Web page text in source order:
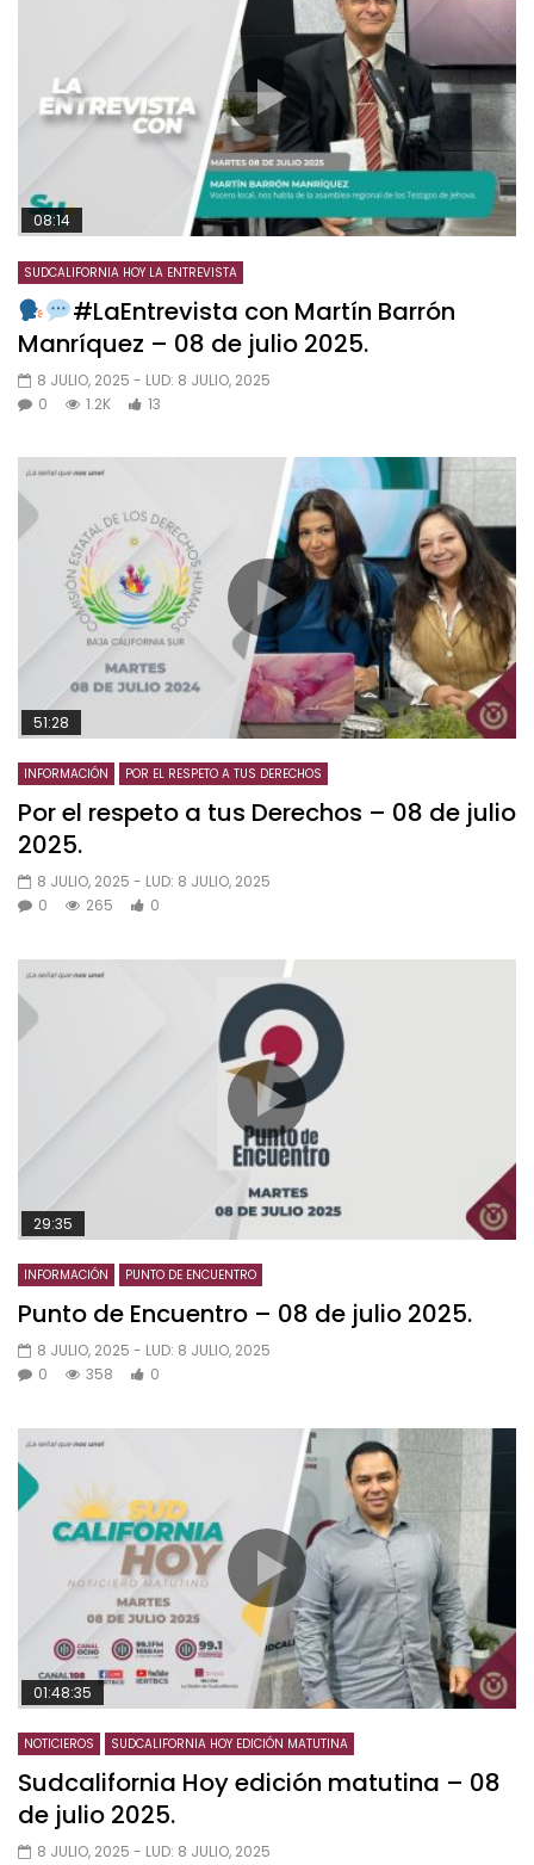
08:14
SUDCALIFORNIA HOY LA ENTREVISTA
#LaEntrevista con Martín Barrón
Manríquez – 08 de julio 2025.
8 JULIO, 2025 - LUD: 8 JULIO, 2025
0
1.2K 13
51:28
INFORMACIÓN POR EL RESPETO A TUS DERECHOS
Por el respeto a tus Derechos – 08 de julio
2025.
8 JULIO, 2025 - LUD: 8 JULIO, 2025
0
265 0
29:35
INFORMACIÓN PUNTO DE ENCUENTRO
Punto de Encuentro – 08 de julio 2025.
8 JULIO, 2025 - LUD: 8 JULIO, 2025
0
358 0
01:48:35
NOTICIEROS SUDCALIFORNIA HOY EDICIÓN MATUTINA
Sudcalifornia Hoy edición matutina – 08
de julio 2025.
8 JULIO, 2025 - LUD: 8 JULIO, 2025